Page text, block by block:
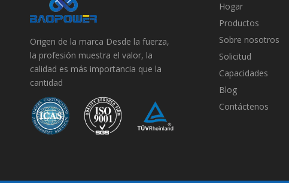
Origen de la marca Desde la fuerza,
la profesión muestra el valor, la
calidad es más importancia que la
cantidad
Hogar
Productos
Sobre nosotros
Solicitud
Capacidades
Blog
Contáctenos